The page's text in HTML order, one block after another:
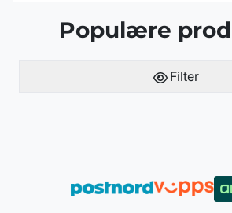
Populære
Filter